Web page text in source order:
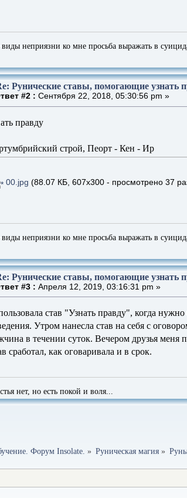
виды неприязни ко мне просьба выражать в
Рунические ставы, помогающие узнать
#2 : Сентября 22, 2018, 05:30:56 pm »
правду
строй, Пеорт - Кен - Ир
00.jpg (88.07 КБ, 607x300 - просмотрено 37
виды неприязни ко мне просьба выражать в
Рунические ставы, помогающие узнать
#3 : Апреля 12, 2019, 03:16:31 pm »
став "Узнать правду", когда
Утром нанесла став на себя с
в течении суток. Вечером друзья меня
сработал, как оговаривала и в срок.
нет, но есть покой и воля...
Форум Insolate. » Руническая магия »